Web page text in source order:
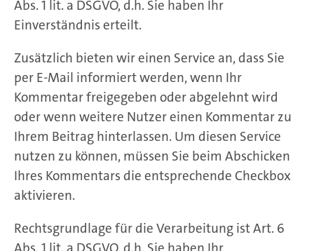
Abs. 1 lit. a DSGVO, d.h. Sie haben Ihr
Einverständnis erteilt.
Zusätzlich bieten wir einen Service an, dass Sie
per E-Mail informiert werden, wenn Ihr
Kommentar freigegeben oder abgelehnt wird
oder wenn weitere Nutzer einen Kommentar zu
Ihrem Beitrag hinterlassen. Um diesen Service
nutzen zu können, müssen Sie beim Abschicken
Ihres Kommentars die entsprechende Checkbox
aktivieren.
Rechtsgrundlage für die Verarbeitung ist Art. 6